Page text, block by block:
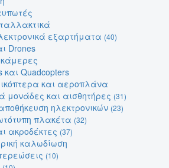
εξαρτήματα (40)
Drones
κάμερες
και Quadcopters
και αεροπλάνα
μονάδες και αισθητήρες (31)
ηλεκτρονικών (23)
πλακέτα (32)
ακροδέκτες (37)
καλωδίωση
(10)